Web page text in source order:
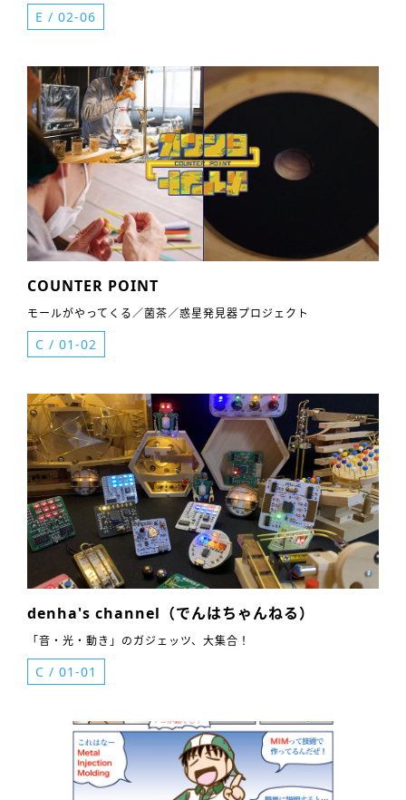
E / 02-06
COUNTER POINT
モールがやってくる／菌茶／惑星発見器プロジェクト
C / 01-02
denha's channel（でんはちゃんねる）
「音・光・動き」のガジェッツ、大集合！
C / 01-01